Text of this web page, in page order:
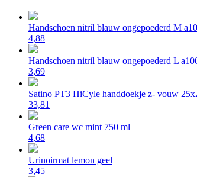
Handschoen nitril blauw ongepoederd M
4,88
Handschoen nitril blauw ongepoederd L
3,69
Satino PT3 HiCyle handdoekje z- vouw
33,81
Green care wc mint 750 ml
4,68
Urinoirmat lemon geel
3,45